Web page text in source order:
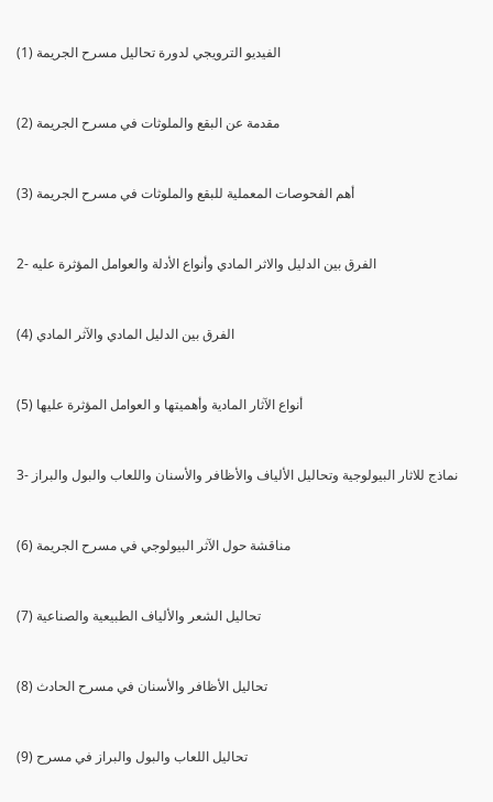
(1) الفيديو الترويجي لدورة تحاليل مسرح الجريمة
(2) مقدمة عن البقع والملوثات في مسرح الجريمة
(3) أهم الفحوصات المعملية للبقع والملوثات في مسرح الجريمة
2- الفرق بين الدليل والاثر المادي وأنواع الأدلة والعوامل المؤثرة عليه
(4) الفرق بين الدليل المادي والآثر المادي
(5) أنواع الآثار المادية وأهميتها و العوامل المؤثرة عليها
3- نماذج للاثار البيولوجية وتحاليل الألياف والأظافر والأسنان واللعاب والبول والبراز
(6) مناقشة حول الآثر البيولوجي في مسرح الجريمة
(7) تحاليل الشعر والألياف الطبيعية والصناعية
(8) تحاليل الأظافر والأسنان في مسرح الحادث
(9) تحاليل اللعاب والبول والبراز في مسرح